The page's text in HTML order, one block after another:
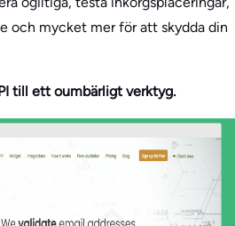
och mycket mer för att skydda din
till ett oumbärligt verktyg.